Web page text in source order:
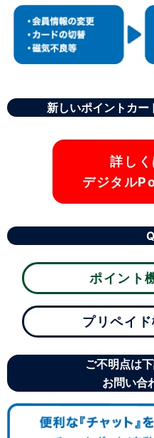
新しいポイントカ
詳し
デジタル
ポイント
プリペイ
ご不明点は
お問い合